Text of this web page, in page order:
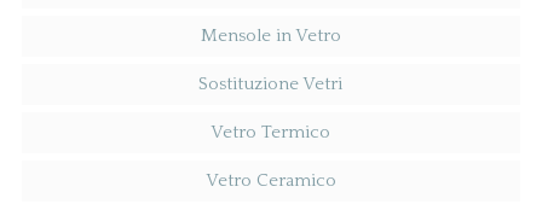
Mensole in Vetro
Sostituzione Vetri
Vetro Termico
Vetro Ceramico